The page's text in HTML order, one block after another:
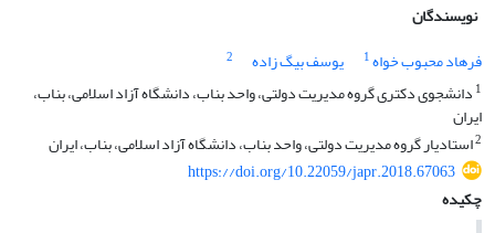
نویسندگان
فرهاد محبوب خواه1 یوسف بیگ زاده
2
1 دانشجوی دکتری گروه مدیریت دولتی، واحد بناب، دانشگاه آزاد اسلامی، بناب،
ایران
2استادیار گروه مدیریت دولتی، واحد بناب، دانشگاه آزاد اسلامی، بناب، ایران
https://doi.org/10.22059/japr.2018.67063
چکیده